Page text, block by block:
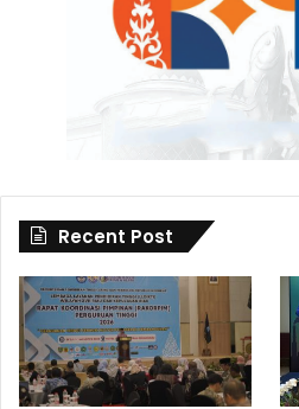
Recent Post